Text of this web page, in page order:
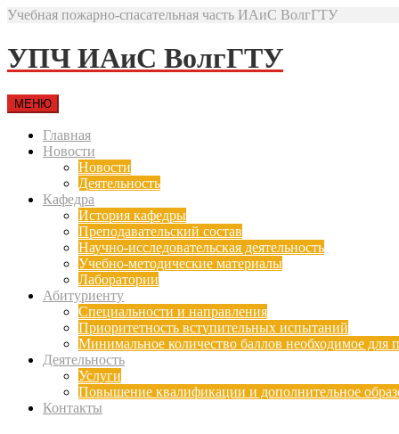
Учебная пожарно-спасательная часть ИАиС ВолгГТУ
УПЧ ИАиС ВолгГТУ
МЕНЮ
Главная
Новости
Новости
Деятельность
Кафедра
История кафедры
Преподавательский состав
Научно-исследовательская деятельность
Учебно-методические материалы
Лаборатории
Абитуриенту
Специальности и направления
Приоритетность вступительных испытаний
Минимальное количество баллов необходимое для
Деятельность
Услуги
Повышение квалификации и дополнительное
Контакты